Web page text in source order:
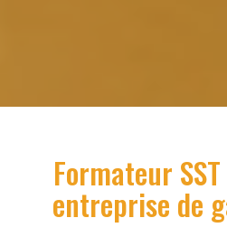
Formateur SST
entreprise de